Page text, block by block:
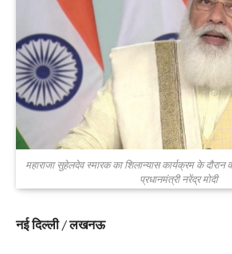
महाराजा सुहेलदेव स्मारक का शिलान्यास कार्यक्रम के
प्रधानमंत्री नरेंद्र मोदी
नई दिल्ली / लखनऊ